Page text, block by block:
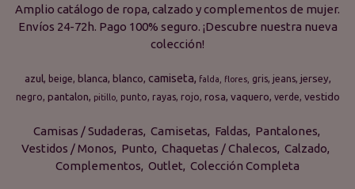
Amplio catálogo de ropa, calzado y complementos de mujer.
Envíos 24-72h. Pago 100% seguro. ¡Descubre nuestra nueva
colección!
azul beige blanca blanco camiseta falda flores gris jeans jersey
negro pantalon pitillo punto rayas rojo rosa vaquero verde vestido
Camisas / Sudaderas Camisetas Faldas
Pantalones
Vestidos / Monos
Punto Chaquetas / Chalecos Calzado
Complementos Outlet Colección Completa